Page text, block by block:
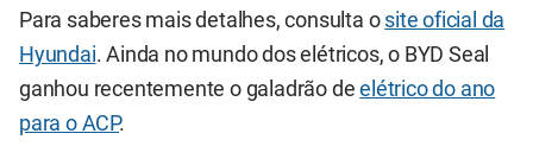
Para saberes mais detalhes, consulta o site oficial da
Hyundai. Ainda no mundo dos elétricos, o BYD Seal
ganhou recentemente o galadrão deelétrico do ano
para o ACP.